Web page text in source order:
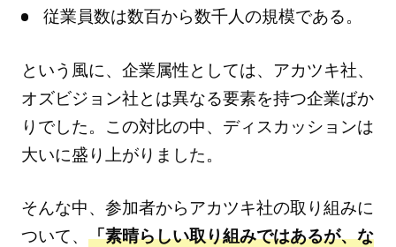
従業員数は数百から数千人の規模である。
という風に、企業属性としては、アカツキ社、
オズビジョン社とは異なる要素を持つ企業ばか
りでした。この対比の中、ディスカッションは
大いに盛り上がりました。
そんな中、参加者からアカツキ社の取り組みに
ついて、 「素晴らしい取り組みではあるが、な